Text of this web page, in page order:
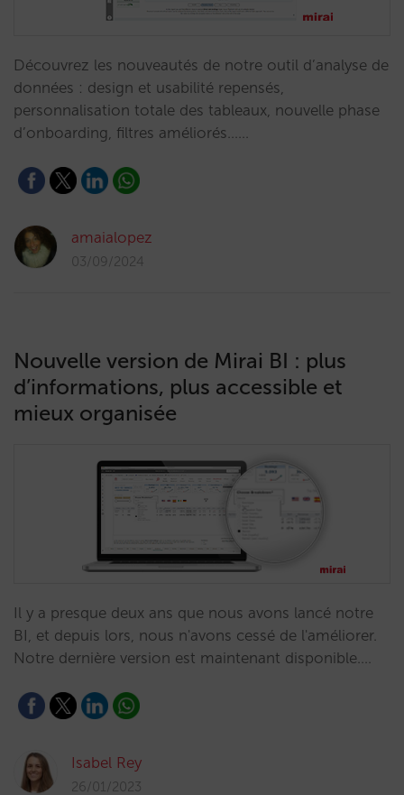
Découvrez les nouveautés de notre outil d’analyse de
données : design et usabilité repensés,
personnalisation totale des tableaux, nouvelle phase
d’onboarding, filtres améliorés……
amaialopez
03/09/2024
Nouvelle version de Mirai BI : plus
d’informations, plus accessible et
mieux organisée
Il y a presque deux ans que nous avons lancé notre
BI, et depuis lors, nous n'avons cessé de l'améliorer.
Notre dernière version est maintenant disponible.…
Isabel Rey
26/01/2023